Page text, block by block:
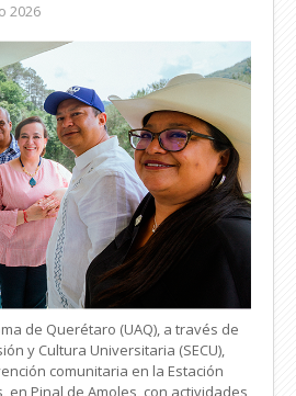
2026
de Querétaro (UAQ), a través de
y Cultura Universitaria (SECU),
comunitaria en la Estación
en Pinal de Amoles, con actividades